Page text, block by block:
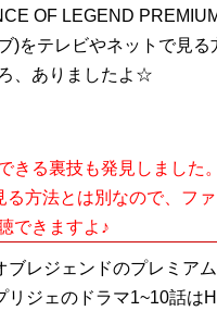
OF LEGEND
)をテレビやネットで見る
、ありましたよ☆
きる裏技も発見しました。
る方法とは別なので、フ
できますよ♪
ブレジェンドのプレミア
リジェのドラマ1~10話は